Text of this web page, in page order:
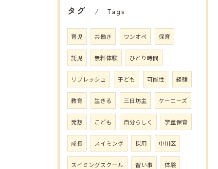
タグ Tags
育児 共働き ワンオペ 保育
託児 無料体験 ひとり時間
リフレッシュ 子ども 可能性 経験
教育 生きる 三日坊主 ケーニーズ
発想 こども 自分らしく 学童保育
成長 スイミング 採用 中川区
スイミングスクール 習い事 体験